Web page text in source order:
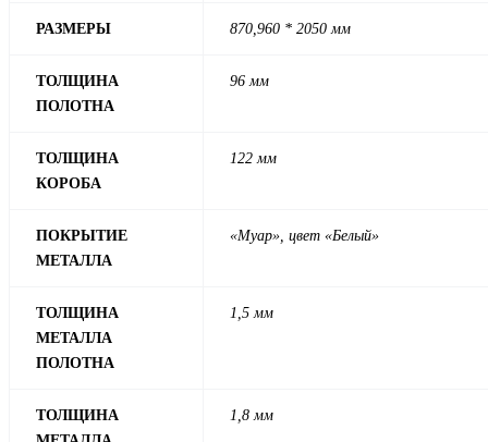
РАЗМЕРЫ 870,960 * 2050 мм
ТОЛЩИНА
ПОЛОТНА
96 мм
ТОЛЩИНА
КОРОБА
122 мм
ПОКРЫТИЕ
МЕТАЛЛА
«Муар», цвет «Белый»
ТОЛЩИНА
МЕТАЛЛА
ПОЛОТНА
1,5 мм
ТОЛЩИНА
1,8 мм